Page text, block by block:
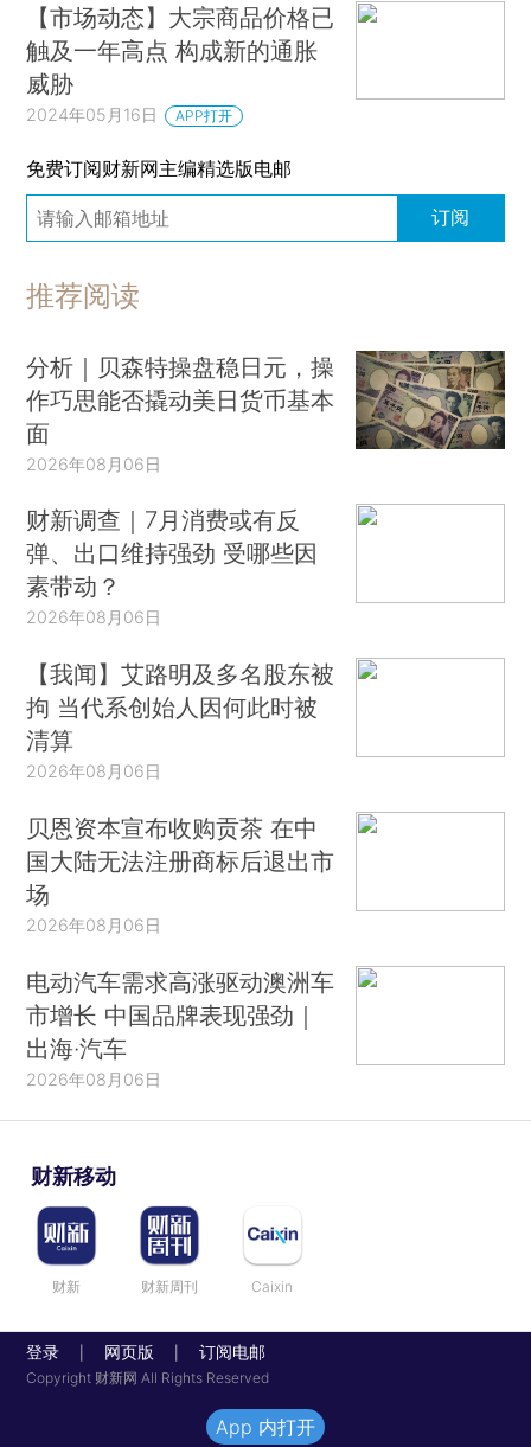
【市场动态】大宗商品价格已
触及一年高点 构成新的通胀
威胁
2024年05月16日 APP打开
免费订阅财新网主编精选版电邮
订阅
推荐阅读
分析｜贝森特操盘稳日元，操
作巧思能否撬动美日货币基本
面
2026年08月06日
财新调查｜7月消费或有反
弹、出口维持强劲 受哪些因
素带动？
2026年08月06日
【我闻】艾路明及多名股东被
拘 当代系创始人因何此时被
清算
2026年08月06日
贝恩资本宣布收购贡茶 在中
国大陆无法注册商标后退出市
场
2026年08月06日
电动汽车需求高涨驱动澳洲车
市增长 中国品牌表现强劲｜
出海·汽车
2026年08月06日
财新移动
财新 财新周刊 Caixin
登录 网页版 订阅电邮
Copyright 财新网 All Rights Reserved
App 内打开